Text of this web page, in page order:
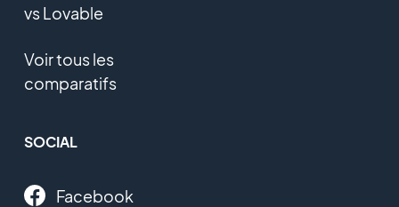
vs Lovable
Voir tous les
comparatifs
SOCIAL
Facebook